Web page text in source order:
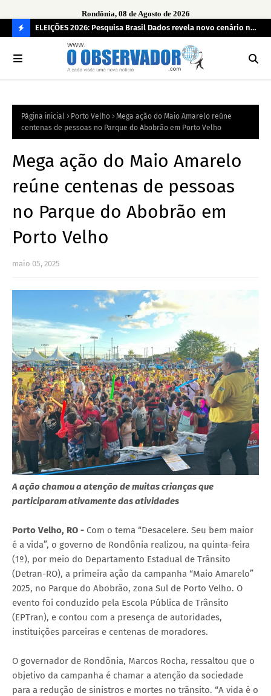
Rondônia, 08 de Agosto de 2026
O
R
mais
ELEIÇÕES 2026: Pesquisa Brasil Dados revela novo cenário na
disputa pelo Governo de Rondônia
Página inicial Porto Velho
Mega ação do Maio Amarelo reúne
centenas de pessoas no Parque do Abobrão em Porto Velho
Mega ação do Maio Amarelo
reúne centenas de pessoas
no Parque do Abobrão em
Porto Velho
maio 05, 2025
A ação chamou a atenção de muitas crianças que
participaram ativamente das atividades
Porto Velho, RO - Com o tema “Desacelere. Seu bem maior
é a vida”, o governo de Rondônia realizou, na quinta-feira
(1º), por meio do Departamento Estadual de Trânsito
(Detran-RO), a primeira ação da campanha “Maio Amarelo”
2025, no Parque do Abobrão, zona Sul de Porto Velho. O
evento foi conduzido pela Escola Pública de Trânsito
(EPTran), e contou com a presença de autoridades,
instituições parceiras e centenas de moradores.
O governador de Rondônia, Marcos Rocha, ressaltou que o
objetivo da campanha é chamar a atenção da sociedade
para a redução de sinistros e mortes no trânsito. “A vida é o